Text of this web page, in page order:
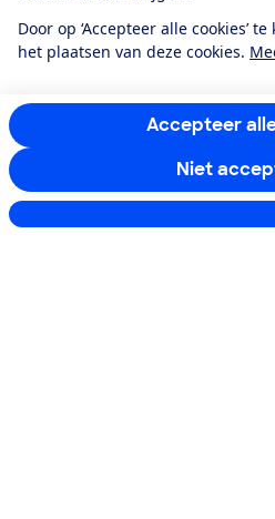
Door op ‘Accepteer alle cookies’
het plaatsen van deze cookies.
Accepteer
Niet
Ik meld me aan
Service & Contact
Over ons